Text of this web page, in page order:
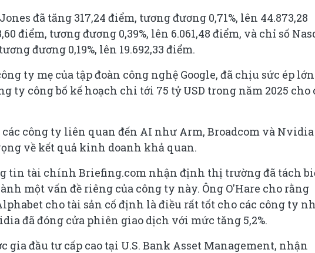
đã tăng 317,24 điểm, tương đương 0,71%, lên 44.873,28
điểm, tương đương 0,39%, lên 6.061,48 điểm, và chỉ số
đương 0,19%, lên 19.692,33 điểm.
ty mẹ của tập đoàn công nghệ Google, đã chịu sức ép
ty công bố kế hoạch chi tới 75 tỷ USD trong năm 2025 cho
công ty liên quan đến AI như Arm, Broadcom và Nvidia
về kết quả kinh doanh khả quan.
tin tài chính Briefing.com nhận định thị trường đã tách
một vấn đề riêng của công ty này. Ông O'Hare cho rằng
cho tài sản cố định là điều rất tốt cho các công ty
đã đóng cửa phiên giao dịch với mức tăng 5,2%.
gia đầu tư cấp cao tại U.S. Bank Asset Management, nhận